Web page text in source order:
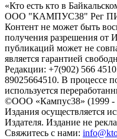
«Кто есть кто в
ООО "КАМПУС38" Рег ПИ
Контент не может быть
получения разрешения от
публикаций может не
является гарантией
Редакции: +7(902) 566
89025664510. В процессе
используется
©ООО «Кампус38» (1999 -
Издания осуществляется
Издателя. Издание не
Свяжитесь с нами: